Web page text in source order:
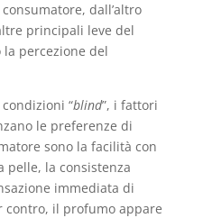
dall’altro
principali leve del
percezione del
“blind”, i fattori
le preferenze di
sono la facilità con
pelle, la consistenza
immediata di
contro, il profumo appare